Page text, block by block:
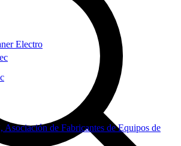
Electro
Asociación de Fabricantes de Equipos de